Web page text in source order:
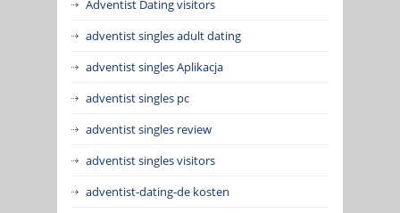
Adventist Dating visitors
adventist singles adult dating
adventist singles Aplikacja
adventist singles pc
adventist singles review
adventist singles visitors
adventist-dating-de kosten